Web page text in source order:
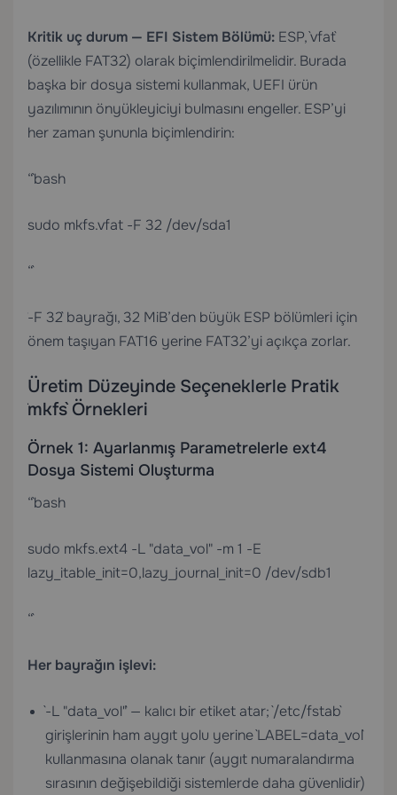
Kritik uç durum — EFI Sistem Bölümü: ESP, `vfat`
(özellikle FAT32) olarak biçimlendirilmelidir. Burada
başka bir dosya sistemi kullanmak, UEFI ürün
yazılımının önyükleyiciyi bulmasını engeller. ESP’yi
her zaman şununla biçimlendirin:
“`bash
sudo mkfs.vfat -F 32 /dev/sda1
“`
`-F 32` bayrağı, 32 MiB’den büyük ESP bölümleri için
önem taşıyan FAT16 yerine FAT32’yi açıkça zorlar.
Üretim Düzeyinde Seçeneklerle Pratik
`mkfs` Örnekleri
Örnek 1: Ayarlanmış Parametrelerle ext4
Dosya Sistemi Oluşturma
“`bash
sudo mkfs.ext4 -L "data_vol" -m 1 -E
lazy_itable_init=0,lazy_journal_init=0 /dev/sdb1
“`
Her bayrağın işlevi:
`-L "data_vol"` — kalıcı bir etiket atar; `/etc/fstab`
girişlerinin ham aygıt yolu yerine `LABEL=data_vol`
kullanmasına olanak tanır (aygıt numaralandırma
sırasının değişebildiği sistemlerde daha güvenlidir)